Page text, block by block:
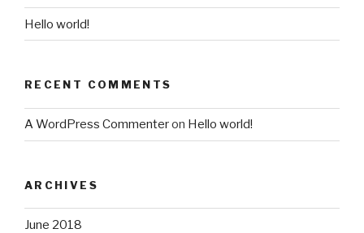
Hello world!
RECENT COMMENTS
A WordPress Commenteron Hello world!
ARCHIVES
June 2018